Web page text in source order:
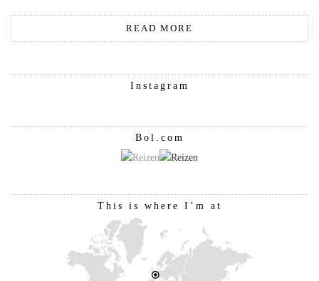
READ MORE
Instagram
Bol.com
This is where I’m at